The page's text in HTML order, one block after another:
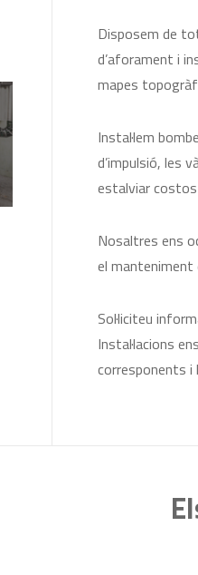
Disposem de
d’aforament i
mapes
Instal·lem
d’impulsió, les
estalviar
Nosaltres ens
el manteniment
Sol·liciteu
Instal·lacions
corresponents